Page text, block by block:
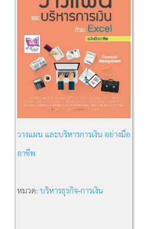
วางแผน และบริหารการเงิน อย่างมือ
อาชีพ
หมวด:บริหารธุรกิจ-การเงิน